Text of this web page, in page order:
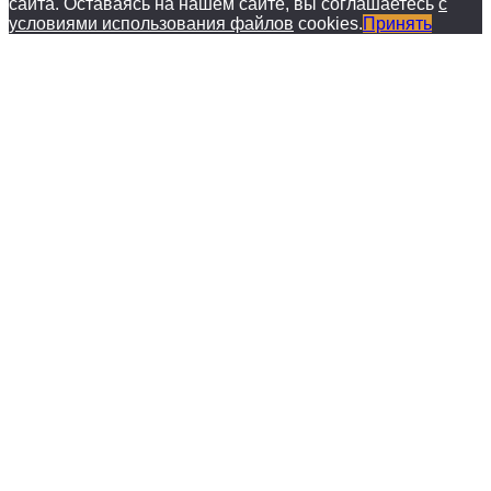
сайта. Оставаясь на нашем сайте, вы соглашаетесь с
условиями использования файлов cookies.Принять